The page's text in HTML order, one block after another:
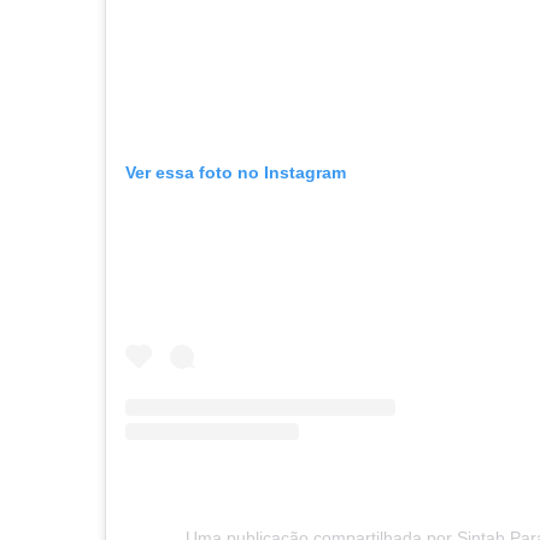
Ver essa foto no Instagram